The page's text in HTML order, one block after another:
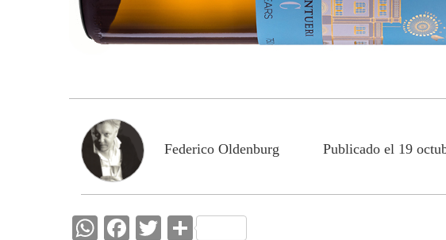
Federico Oldenburg Publicado el 19
W F
T C